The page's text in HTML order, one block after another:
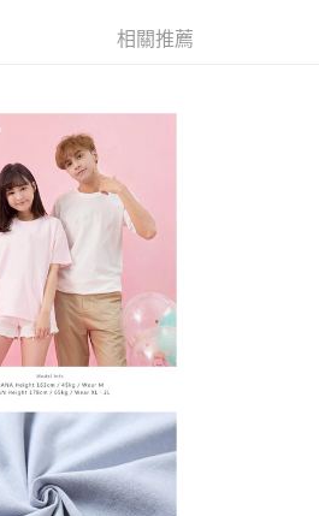
瀏覽以下網址：
法定代理人或監護人之同意方可使用
意申辦者引起之損失，本公司不負相關責
，將依據個別帳號之用戶狀況，依本公司即
仍有額度不足之情形，本公司將視審查結果
用他人資訊註冊。若發現惡意使用之情形，
止該用戶之使用額度並採取法律行動。
相關推薦